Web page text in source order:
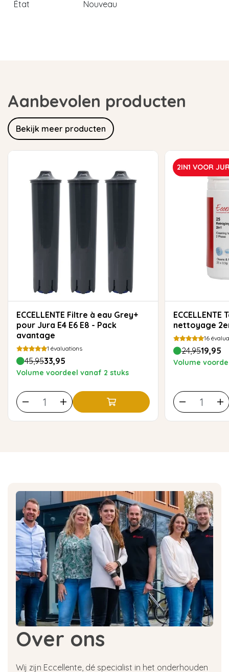
État Nouveau
Aanbevolen producten
Bekijk meer producten
ECCELLENTE Filtre à eau Grey+
pour Jura E4 E6 E8 - Pack
avantage
1 évaluations
45,9533,95
Volume voordeel vanaf 2 stuks
2IN1 VOOR
ECCELLENTE Tablettes de
nettoyage
16
24,9519,95
Volume
Over ons
Wij zijn Eccellente, dé specialist in het onderhouden